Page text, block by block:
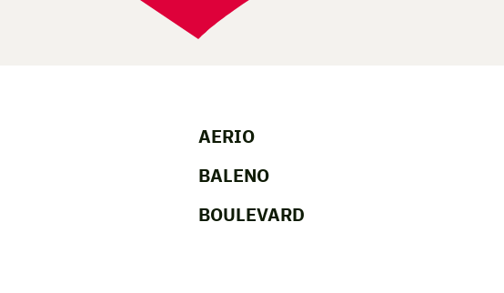
AERIO
BALENO
BOULEVARD